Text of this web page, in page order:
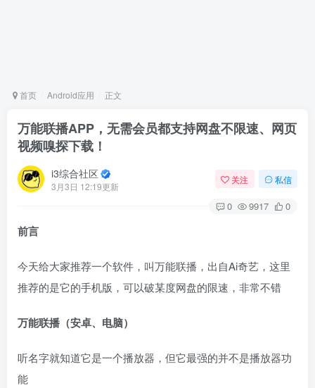
首页 Android应用 正文
万能联播APP，无需会员都支持网盘不限速、网页
视频嗅探下载！
i3综合社区
3月3日 12:19更新
关注 私信
0 9917 0
前言
今天给大家推荐一个软件，叫万能联播，出自Ai奇艺，这里
推荐的是它的手机版，可以破某度网盘的限速，非常不错
万能联播（安卓、电脑）
听名字就知道它是一个播放器，但它最强的并不是播放器功
能